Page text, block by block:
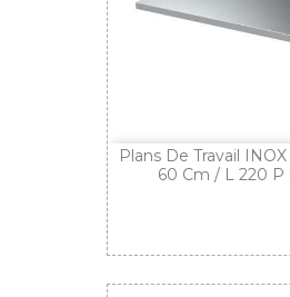
Plans De Travail
60 Cm / L 220 P